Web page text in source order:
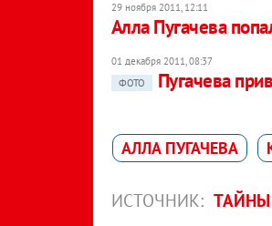
29 ноября 2011, 12:11
Алла Пугачева
01 декабря 2011, 08:37
ФОТО
Пугачева
АЛЛА ПУГАЧЕВА
ИСТОЧНИК: ТАЙНЫ